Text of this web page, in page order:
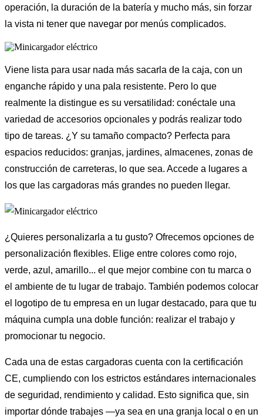
operación, la duración de la batería y mucho más, sin forzar
la vista ni tener que navegar por menús complicados.
Viene lista para usar nada más sacarla de la caja, con un
enganche rápido y una pala resistente. Pero lo que
realmente la distingue es su versatilidad: conéctale una
variedad de accesorios opcionales y podrás realizar todo
tipo de tareas. ¿Y su tamaño compacto? Perfecta para
espacios reducidos: granjas, jardines, almacenes, zonas de
construcción de carreteras, lo que sea. Accede a lugares a
los que las cargadoras más grandes no pueden llegar.
¿Quieres personalizarla a tu gusto? Ofrecemos opciones de
personalización flexibles. Elige entre colores como rojo,
verde, azul, amarillo... el que mejor combine con tu marca o
el ambiente de tu lugar de trabajo. También podemos colocar
el logotipo de tu empresa en un lugar destacado, para que tu
máquina cumpla una doble función: realizar el trabajo y
promocionar tu negocio.
Cada una de estas cargadoras cuenta con la certificación
CE, cumpliendo con los estrictos estándares internacionales
de seguridad, rendimiento y calidad. Esto significa que, sin
importar dónde trabajes —ya sea en una granja local o en un